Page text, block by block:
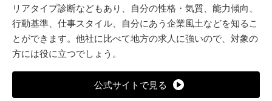
リアタイプ診断などもあり、自分の性格・気質、能力傾向、
行動基準、仕事スタイル、自分にあう企業風土などを知るこ
とができます。他社に比べて地方の求人に強いので、対象の
方には役に立つでしょう。
公式サイトで見る